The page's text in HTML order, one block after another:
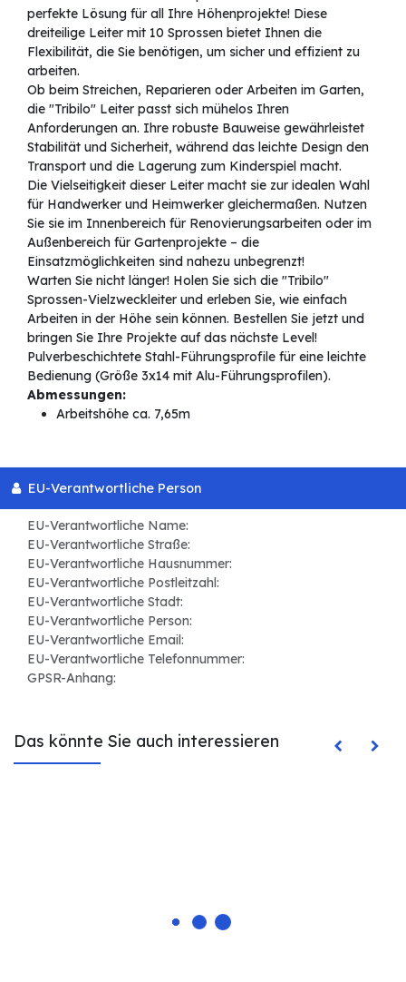
perfekte Lösung für all Ihre Höhenprojekte! Diese
dreiteilige Leiter mit 10 Sprossen bietet Ihnen die
Flexibilität, die Sie benötigen, um sicher und effizient zu
arbeiten.
Ob beim Streichen, Reparieren oder Arbeiten im Garten,
die "Tribilo" Leiter passt sich mühelos Ihren
Anforderungen an. Ihre robuste Bauweise gewährleistet
Stabilität und Sicherheit, während das leichte Design den
Transport und die Lagerung zum Kinderspiel macht.
Die Vielseitigkeit dieser Leiter macht sie zur idealen Wahl
für Handwerker und Heimwerker gleichermaßen. Nutzen
Sie sie im Innenbereich für Renovierungsarbeiten oder im
Außenbereich für Gartenprojekte – die
Einsatzmöglichkeiten sind nahezu unbegrenzt!
Warten Sie nicht länger! Holen Sie sich die "Tribilo"
Sprossen-Vielzweckleiter und erleben Sie, wie einfach
Arbeiten in der Höhe sein können. Bestellen Sie jetzt und
bringen Sie Ihre Projekte auf das nächste Level!
Pulverbeschichtete Stahl-Führungsprofile für eine leichte
Bedienung (Größe 3x14 mit Alu-Führungsprofilen).
Abmessungen:
Arbeitshöhe ca. 7,65m
EU-Verantwortliche Person
EU-Verantwortliche Name:
EU-Verantwortliche Straße:
EU-Verantwortliche Hausnummer:
EU-Verantwortliche Postleitzahl:
EU-Verantwortliche Stadt:
EU-Verantwortliche Person:
EU-Verantwortliche Email:
EU-Verantwortliche Telefonnummer:
GPSR-Anhang:
Das könnte Sie auch interessieren